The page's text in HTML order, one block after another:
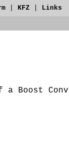
KFZ
Links
a Boost